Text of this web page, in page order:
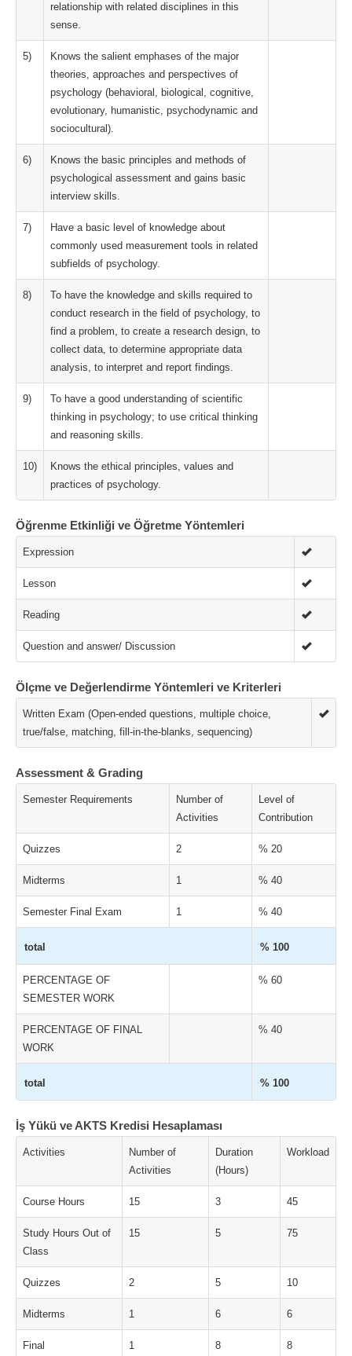
relationship with related disciplines in this
sense.
5)
Knows the salient emphases of the major
theories, approaches and perspectives of
psychology (behavioral, biological, cognitive,
evolutionary, humanistic, psychodynamic and
sociocultural).
6)
Knows the basic principles and methods of
psychological assessment and gains basic
interview skills.
7)
Have a basic level of knowledge about
commonly used measurement tools in related
subfields of psychology.
8)
To have the knowledge and skills required to
conduct research in the field of psychology, to
find a problem, to create a research design, to
collect data, to determine appropriate data
analysis, to interpret and report findings.
9)
To have a good understanding of scientific
thinking in psychology; to use critical thinking
and reasoning skills.
10)
Knows the ethical principles, values and
practices of psychology.
Öğrenme Etkinliği ve Öğretme Yöntemleri
Expression
Lesson
Reading
Question and answer/ Discussion
Ölçme ve Değerlendirme Yöntemleri ve Kriterleri
Written Exam (Open-ended questions, multiple choice,
true/false, matching, fill-in-the-blanks, sequencing)
Assessment & Grading
Semester Requirements
Number of
Activities
Level of
Contribution
Quizzes 2 % 20
Midterms 1 % 40
Semester Final Exam 1 % 40
total % 100
PERCENTAGE OF
SEMESTER WORK
% 60
PERCENTAGE OF FINAL
WORK
% 40
total % 100
İş Yükü ve AKTS Kredisi Hesaplaması
Activities
Number of
Activities
Duration
(Hours)
Workload
Course Hours 15 3 45
Study Hours Out of
Class
15 5 75
Quizzes 2 5 10
Midterms 1 6 6
Final 1 8 8